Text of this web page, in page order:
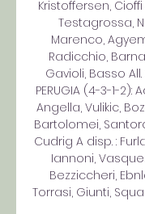
Kristoffersen, Cioffi
Testagrossa,
Marenco,
Radicchio,
Gavioli, Basso
PERUGIA (4-3-1-2):
Angella, Vulikic,
Bartolomei,
Cudrig A disp. :
Iannoni,
Bezziccheri,
Torrasi, Giunti,